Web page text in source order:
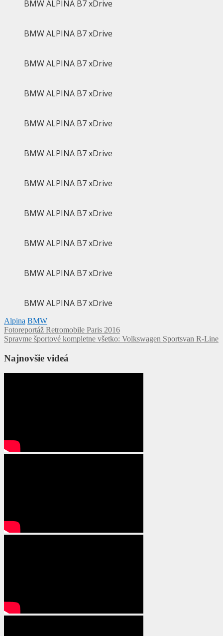
BMW ALPINA B7 xDrive
BMW ALPINA B7 xDrive
BMW ALPINA B7 xDrive
BMW ALPINA B7 xDrive
BMW ALPINA B7 xDrive
BMW ALPINA B7 xDrive
BMW ALPINA B7 xDrive
BMW ALPINA B7 xDrive
BMW ALPINA B7 xDrive
BMW ALPINA B7 xDrive
BMW ALPINA B7 xDrive
Alpina BMW
Navigácia
v
článku
Fotoreportáž Retromobile Paris 2016
Spravme športové kompletne všetko: Volkswagen Sportsvan R-Line
Najnovšie videá